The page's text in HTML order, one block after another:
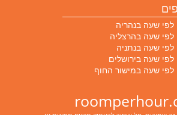
לפי שעה בנהריה
לפי שעה בהרצליה
לפי שעה בנתניה
לפי שעה בירושלים
לפי שעה במישור החוף